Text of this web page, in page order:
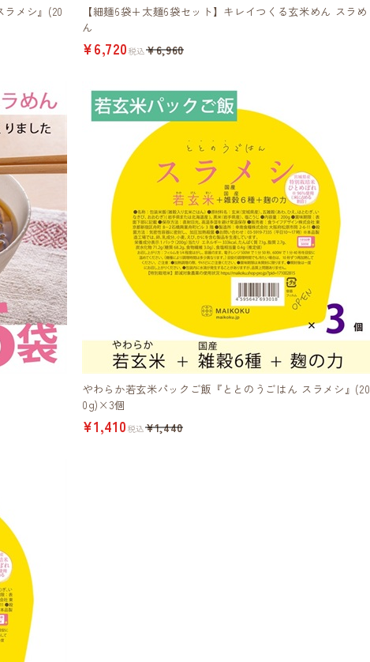
メシ』(20
【細麺6袋+太麺6袋セット】キレイつくる玄米めん スラめ
ん
¥6,720 税込¥6,960
やわらか若玄米パックご飯『ととのうごはん スラメシ』(20
0g)×3個
¥1,410 税込¥1,440